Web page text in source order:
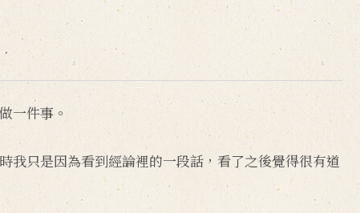
一件事。
我只是因為看到經論裡的一段話，看了之後覺得很有道